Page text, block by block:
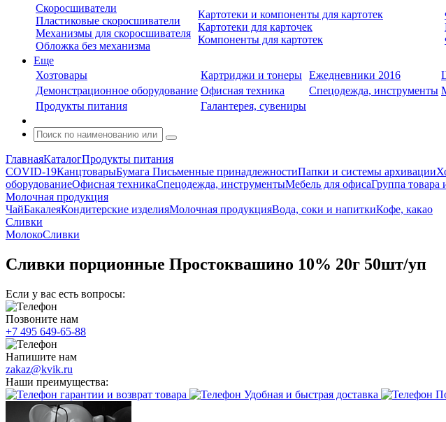
Скоросшиватели
Пластиковые скоросшиватели
Механизмы для скоросшивателя
Обложка без механизма
Картотеки и компоненты для картотек
Картотеки для карточек
Компоненты для картотек
Еще
Хозтовары
Картриджи и тонеры Ежедневники 2016
Демонстрационное оборудование Офисная техника Спецодежда, инструменты
Продукты питания
Галантерея, сувениры
ГлавнаяКаталогПродукты питания
COVID-19КанцтоварыБумага Письменные принадлежностиПапки и системы архивации
оборудованиеОфисная техникаСпецодежда, инструментыМебель для офисаГруппа товара
Молочная продукция
ЧайБакалеяКондитерские изделияМолочная продукцияВода, соки и напиткиКофе, какао
Сливки
МолокоСливки
Сливки порционные Простоквашино 10% 20г 50шт/уп
Если у вас есть вопросы:
Позвоните нам
+7 495 649-65-88
Напишите нам
zakaz@kvik.ru
Наши преимущества:
гарантии и возврат товара
Удобная и быстрая доставка